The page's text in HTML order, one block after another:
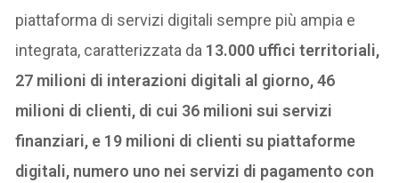
piattaforma di servizi digitali sempre più ampia e
integrata, caratterizzata da 13.000 uffici territoriali,
27 milioni di interazioni digitali al giorno, 46
milioni di clienti, di cui 36 milioni sui servizi
finanziari, e 19 milioni di clienti su piattaforme
digitali, numero uno nei servizi di pagamento con